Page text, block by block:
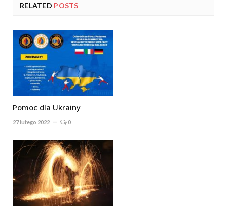
RELATED POSTS
Pomoc dla Ukrainy
27 lutego 2022 0